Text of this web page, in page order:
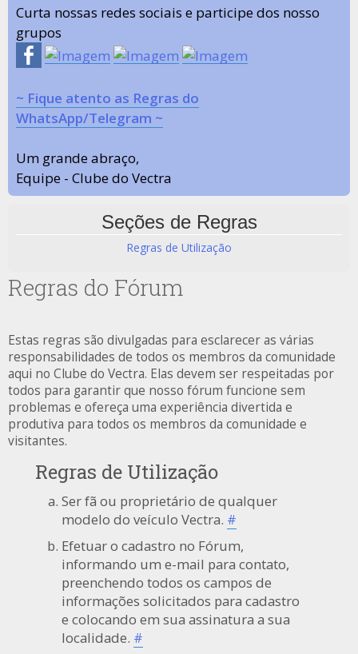
Curta nossas redes sociais e participe dos nosso
grupos
~ Fique atento as Regras do
WhatsApp/Telegram ~
Um grande abraço,
Equipe - Clube do Vectra
Seções de Regras
Regras de Utilização
Regras do Fórum
Estas regras são divulgadas para esclarecer as várias
responsabilidades de todos os membros da comunidade
aqui no Clube do Vectra. Elas devem ser respeitadas por
todos para garantir que nosso fórum funcione sem
problemas e ofereça uma experiência divertida e
produtiva para todos os membros da comunidade e
visitantes.
Regras de Utilização
Ser fã ou proprietário de qualquer
modelo do veículo Vectra. #
Efetuar o cadastro no Fórum,
informando um e-mail para contato,
preenchendo todos os campos de
informações solicitados para cadastro
e colocando em sua assinatura a sua
localidade. #